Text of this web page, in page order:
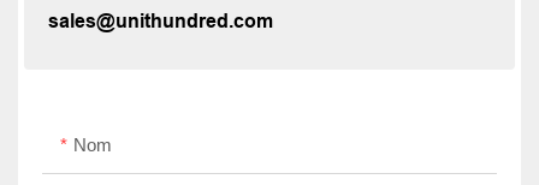
sales@unithundred.com
Nom